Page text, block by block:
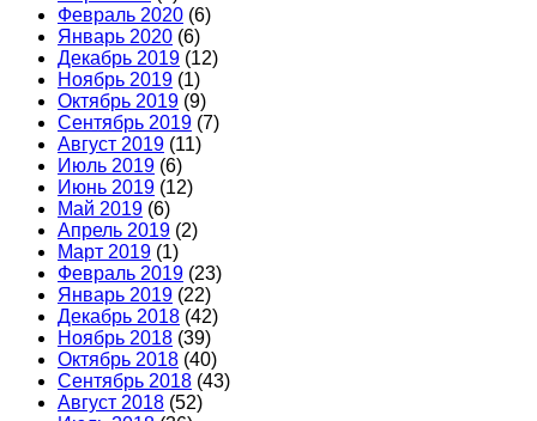
Февраль 2020 (6)
Январь 2020 (6)
Декабрь 2019 (12)
Ноябрь 2019 (1)
Октябрь 2019 (9)
Сентябрь 2019 (7)
Август 2019 (11)
Июль 2019 (6)
Июнь 2019 (12)
Май 2019 (6)
Апрель 2019 (2)
Март 2019 (1)
Февраль 2019 (23)
Январь 2019 (22)
Декабрь 2018 (42)
Ноябрь 2018 (39)
Октябрь 2018 (40)
Сентябрь 2018 (43)
Август 2018 (52)